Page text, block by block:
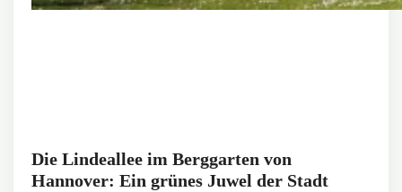
Die Lindeallee im Berggarten von
Hannover: Ein grünes Juwel der Stadt